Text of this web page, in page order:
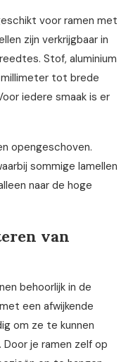
voor ramen met
zijn verkrijgbaar in
Stof, aluminium
millimeter tot brede
iedere smaak is er
opengeschoven.
sommige lamellen
naar de hoge
van
behoorlijk in de
een afwijkende
om ze te kunnen
je ramen zelf op